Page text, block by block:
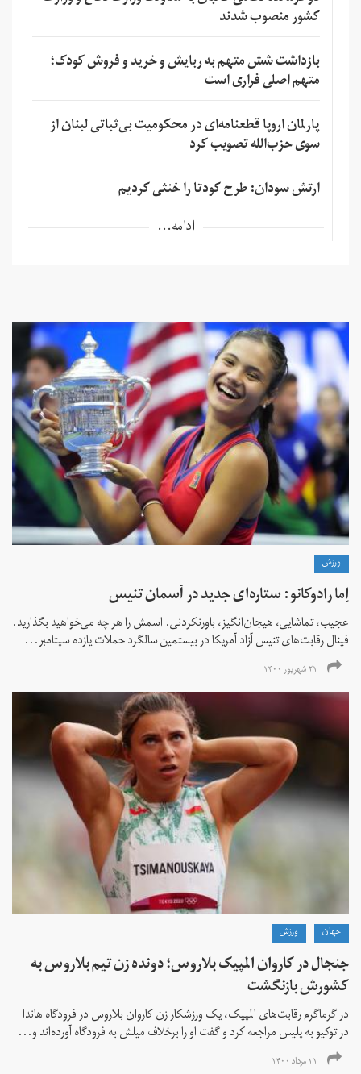
کشور منصوب شدند
بازداشت شش متهم به ربایش و خرید و فروش کودک؛
متهم اصلی فراری است
پارلمان اروپا قطعنامه‌ای در محکومیت بی‌ثباتی لبنان از
سوی حزب‌الله تصویب کرد
ارتش سودان: طرح کودتا را خنثی کردیم
ادامه...
ورزش
اِما رادوکانو: ستاره‌ای جدید در آسمان تنیس
عجیب، تماشایی، هیجان‌انگیز، باورنکردنی. اسمش را هر چه می‌خواهید بگذارید.
فینال رقابت‌های تنیس آزاد آمریکا در بیستمین سالگرد حملات یازده سپتامبر...
۲۱ شهریور ۱۴۰۰
جهان ورزش
جنجال در کاروان المپیک بلاروس؛ دونده زن تیم بلاروس به
کشورش بازنگشت
در گرماگرم رقابت‌های المپیک، یک ورزشکار زن کاروان بلاروس در فرودگاه هاندا
در توکیو به پلیس مراجعه کرد و گفت او را برخلاف میلش به فرودگاه آورده‌اند و...
۱۱ مرداد ۱۴۰۰